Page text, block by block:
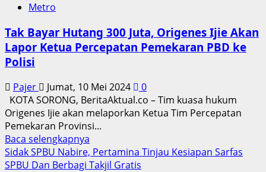
Metro
Tak Bayar Hutang 300 Juta, Origenes Ijie Akan
Lapor Ketua Percepatan Pemekaran PBD ke
Polisi
Pajer Jumat, 10 Mei 2024
0
KOTA SORONG, BeritaAktual.co – Tim kuasa hukum
Origenes Ijie akan melaporkan Ketua Tim Percepatan
Pemekaran Provinsi...
Baca selengkapnya
more
about
Sidak SPBU Nabire, Pertamina Tinjau Kesiapan Sarfas
SPBU Dan Berbagi Takjil Gratis